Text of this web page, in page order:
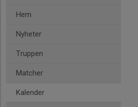
Hem
Nyheter
Truppen
Matcher
Kalender